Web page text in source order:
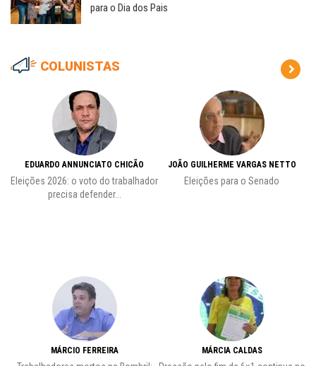
para o Dia dos Pais
COLUNISTAS
EDUARDO ANNUNCIATO CHICÃO
Eleições 2026: o voto do trabalhador
precisa defender...
MÁRCIO FERREIRA
JOÃO GUILHERME VARGAS NETTO
Eleições para o Senado
MÁRCIA CALDAS